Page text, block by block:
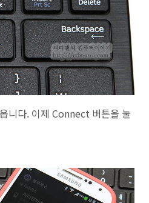
니다. 이제 Connect 버튼을 눌